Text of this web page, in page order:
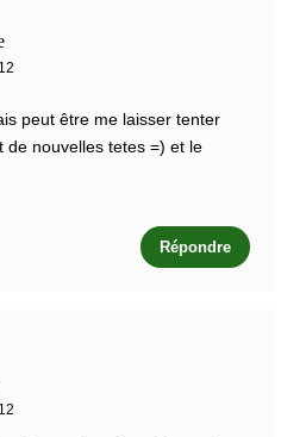
peut être me laisser tenter
de nouvelles tetes =) et le
Répondre